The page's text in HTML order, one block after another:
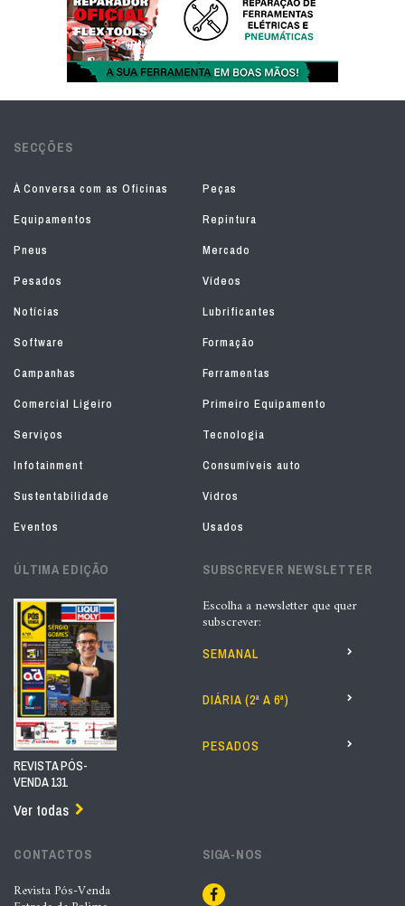
SECÇÕES
À Conversa com as Oficinas
Peças
Equipamentos
Repintura
Pneus
Mercado
Pesados
Vídeos
Notícias
Lubrificantes
Software
Formação
Campanhas
Ferramentas
Comercial Ligeiro
Primeiro Equipamento
Serviços
Tecnologia
Infotainment
Consumíveis auto
Sustentabilidade
Vidros
Eventos
Usados
ÚLTIMA EDIÇÃO
REVISTA PÓS-
VENDA 131
Ver todas
SUBSCREVER NEWSLETTER
Escolha a newsletter que quer
subscrever:
SEMANAL
DIÁRIA (2ª A 6ª)
PESADOS
CONTACTOS
Revista Pós-Venda
SIGA-NOS